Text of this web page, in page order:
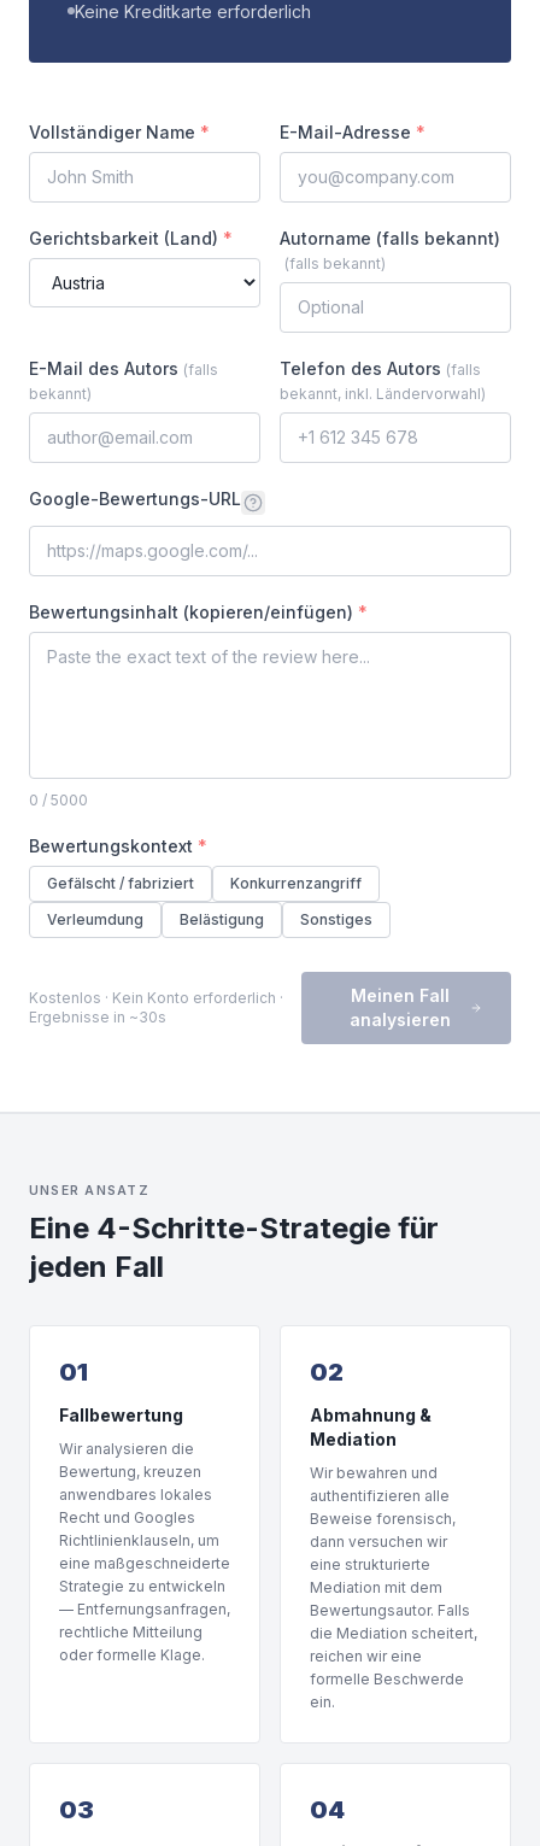
Keine Kreditkarte erforderlich
Vollständiger Name * E-Mail-Adresse *
Gerichtsbarkeit (Land) * Autorname (falls bekannt)
(falls bekannt)
E-Mail des Autors (falls
bekannt)
Telefon des Autors (falls
bekannt, inkl. Ländervorwahl)
Google-Bewertungs-URL
Bewertungsinhalt (kopieren/einfügen) *
0 / 5000
Bewertungskontext *
Gefälscht / fabriziert
Konkurrenzangriff
Verleumdung
Belästigung Sonstiges
Kostenlos · Kein Konto erforderlich ·
Ergebnisse in ~30s
Meinen Fall
analysieren
UNSER ANSATZ
Eine 4-Schritte-Strategie für
jeden Fall
01
Fallbewertung
Wir analysieren die
Bewertung, kreuzen
anwendbares lokales
Recht und Googles
Richtlinienklauseln, um
eine maßgeschneiderte
Strategie zu entwickeln
— Entfernungsanfragen,
rechtliche Mitteilung
oder formelle Klage.
02
Abmahnung &
Mediation
Wir bewahren und
authentifizieren alle
Beweise forensisch,
dann versuchen wir
eine strukturierte
Mediation mit dem
Bewertungsautor. Falls
die Mediation scheitert,
reichen wir eine
formelle Beschwerde
ein.
03 04